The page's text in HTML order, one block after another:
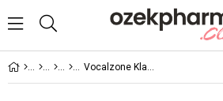
Vocalzone Klasik Pastil 24 Adet